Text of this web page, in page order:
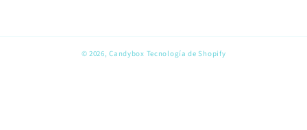
© 2026,Candybox Tecnología de Shopify